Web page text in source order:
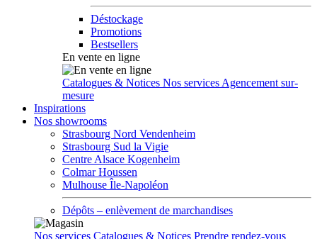
Déstockage
Promotions
Bestsellers
En vente en ligne
Catalogues & Notices Nos services Agencement sur-
mesure
Inspirations
Nos showrooms
Strasbourg Nord Vendenheim
Strasbourg Sud la Vigie
Centre Alsace Kogenheim
Colmar Houssen
Mulhouse Île-Napoléon
Dépôts – enlèvement de marchandises
Nos services Catalogues & Notices Prendre rendez-vous